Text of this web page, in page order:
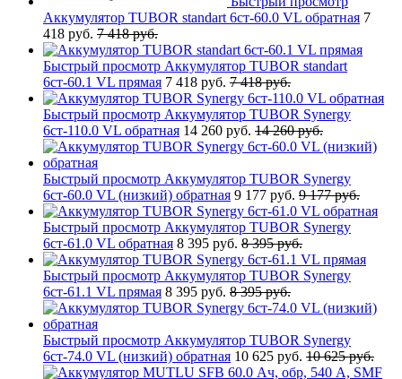
Аккумулятор TUBOR standart 6ст-60.0 VL обратная 7
418 руб. 7 418 руб.
Быстрый просмотр Аккумулятор TUBOR standart
6ст-60.1 VL прямая 7 418 руб. 7 418 руб.
Быстрый просмотр Аккумулятор TUBOR Synergy
6ст-110.0 VL обратная 14 260 руб. 14 260 руб.
Быстрый просмотр Аккумулятор TUBOR Synergy
6ст-60.0 VL (низкий) обратная 9 177 руб. 9 177 руб.
Быстрый просмотр Аккумулятор TUBOR Synergy
6ст-61.0 VL обратная 8 395 руб. 8 395 руб.
Быстрый просмотр Аккумулятор TUBOR Synergy
6ст-61.1 VL прямая 8 395 руб. 8 395 руб.
Быстрый просмотр Аккумулятор TUBOR Synergy
6ст-74.0 VL (низкий) обратная 10 625 руб. 10 625 руб.